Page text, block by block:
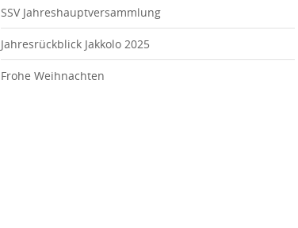
SSV Jahreshauptversammlung
Jahresrückblick Jakkolo 2025
Frohe Weihnachten